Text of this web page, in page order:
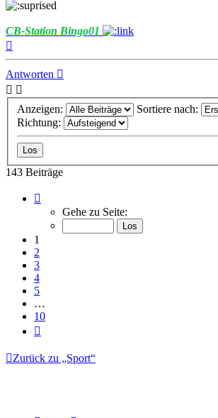
CB-Station Bingo01
Antworten
Anzeigen:
Sortiere nach:
Richtung:
143 Beiträge
von
Gehe zu Seite:
1
2
3
4
5
…
10
Zurück zu „Sport“